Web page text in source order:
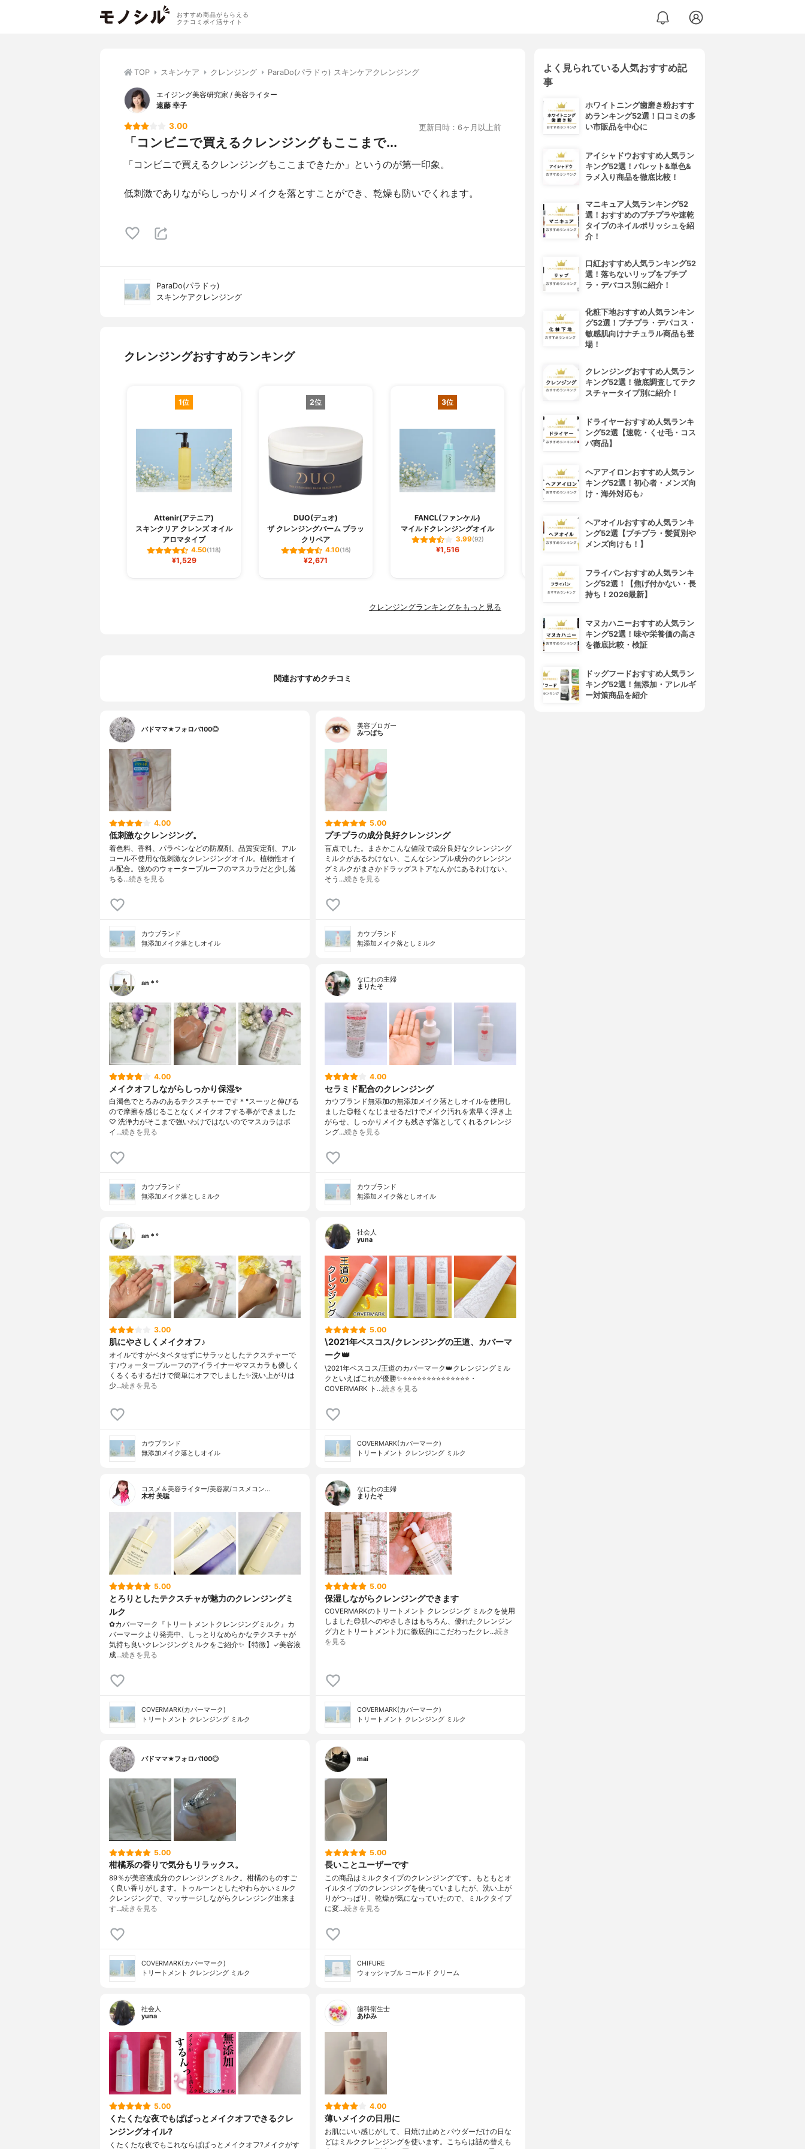
おすすめ商品がもらえる
クチコミポイ活サイト
TOP スキンケア クレンジング ParaDo(パラドゥ) スキンケアクレンジング
エイジング美容研究家 / 美容ライター
遠藤 幸子
3.00 更新日時：6ヶ月以上前
「コンビニで買えるクレンジングもここまで...
「コンビニで買えるクレンジングもここまできたか」というのが第一印象。
低刺激でありながらしっかりメイクを落とすことができ、乾燥も防いでくれます。
ParaDo(パラドゥ)
スキンケアクレンジング
クレンジングおすすめランキング
1位
Attenir(アテニア)
スキンクリア クレンズ オイル
アロマタイプ
4.50(118)
¥1,529
2位
DUO(デュオ)
ザ クレンジングバーム ブラッ
クリペア
4.10(16)
¥2,671
3位
FANCL(ファンケル)
マイルドクレンジングオイル
3.99(92)
¥1,516
COVERMARK(カバーマーク)
トリートメント クレンジング
ミルク
3.99 (86)
shu uemura(シュウ ウエムラ)
アルティム8∞ スブリム ビュー
ティ クレンジング オイル
クレンジングランキングをもっと見る
関連おすすめクチコミ
バドママ★フォロバ100◎
4.00
低刺激なクレンジング。
着色料、香料、パラベンなどの防腐剤、品質安定剤、アル
コール不使用な低刺激なクレンジングオイル。植物性オイ
ル配合。強めのウォータープルーフのマスカラだと少し落
ちる…続きを見る
カウブランド
無添加メイク落としオイル
美容ブロガー
みつばち
5.00
プチプラの成分良好クレンジング
盲点でした。まさかこんな値段で成分良好なクレンジング
ミルクがあるわけない、こんなシンプル成分のクレンジン
グミルクがまさかドラッグストアなんかにあるわけない、
そう…続きを見る
カウブランド
無添加メイク落としミルク
an＊°
4.00
メイクオフしながらしっかり保湿✨
白濁色でとろみのあるテクスチャーです＊°スーッと伸びる
ので摩擦を感じることなくメイクオフする事ができました
♡ 洗浄力がそこまで強いわけではないのでマスカラはポ
イ…続きを見る
カウブランド
無添加メイク落としミルク
なにわの主婦
まりたそ
4.00
セラミド配合のクレンジング
カウブランド無添加の無添加メイク落としオイルを使用し
ました😊軽くなじませるだけでメイク汚れを素早く浮き上
がらせ、しっかりメイクも残さず落としてくれるクレンジ
ング…続きを見る
カウブランド
無添加メイク落としオイル
an＊°
3.00
肌にやさしくメイクオフ♪
オイルですがベタベタせずにサラッとしたテクスチャーで
す♪ウォータープルーフのアイライナーやマスカラも優しく
くるくるするだけで簡単にオフでしました✨洗い上がりは
少…続きを見る
カウブランド
無添加メイク落としオイル
社会人
yuna
5.00
\2021年ベスコス/クレンジングの王道、カバーマ
ーク👑
\2021年ベスコス/王道のカバーマーク👑クレンジングミル
クといえばこれが優勝✨⭐️⭐️⭐️⭐️⭐️⭐️⭐️⭐️⭐️⭐️⭐️⭐️⭐️⭐️・
COVERMARK ト…続きを見る
COVERMARK(カバーマーク)
トリートメント クレンジング ミルク
コスメ＆美容ライター/美容家/コスメコン…
木村 美聡
5.00
とろりとしたテクスチャが魅力のクレンジングミ
ルク
✿カバーマーク『トリートメントクレンジングミルク』カ
バーマークより発売中、しっとりなめらかなテクスチャが
気持ち良いクレンジングミルクをご紹介✨【特徴】✓美容液
成…続きを見る
COVERMARK(カバーマーク)
トリートメント クレンジング ミルク
なにわの主婦
まりたそ
5.00
保湿しながらクレンジングできます
COVERMARKのトリートメント クレンジング ミルクを使用
しました😊肌へのやさしさはもちろん、優れたクレンジン
グ力とトリートメント力に徹底的にこだわったクレ…続き
を見る
COVERMARK(カバーマーク)
トリートメント クレンジング ミルク
バドママ★フォロバ100◎
5.00
柑橘系の香りで気分もリラックス。
89％が美容液成分のクレンジングミルク。柑橘のものすご
く良い香りがします。トゥルーンとしたやわらかいミルク
クレンジングで、マッサージしながらクレンジング出来ま
す…続きを見る
COVERMARK(カバーマーク)
トリートメント クレンジング ミルク
mai
5.00
長いことユーザーです
この商品はミルクタイプのクレンジングです。もともとオ
イルタイプのクレンジングを使っていましたが、洗い上が
りがつっぱり、乾燥が気になっていたので、ミルクタイプ
に変…続きを見る
CHIFURE
ウォッシャブル コールド クリーム
社会人
yuna
5.00
くたくたな夜でもぱぱっとメイクオフできるクレ
ンジングオイル?
くたくたな夜でもこれならぱぱっとメイクオフ?メイクがす
歯科衛生士
あゆみ
4.00
薄いメイクの日用に
お肌にいい感じがして、日焼け止めとパウダーだけの日な
どはミルククレンジングを使います。こちらは詰め替えも
よく見られている人気おすすめ記
事
ホワイトニング歯磨き粉おすす
めランキング52選！口コミの多
い市販品を中心に
アイシャドウおすすめ人気ラン
キング52選！パレット&単色&
ラメ入り商品を徹底比較！
マニキュア人気ランキング52
選！おすすめのプチプラや速乾
タイプのネイルポリッシュを紹
介！
口紅おすすめ人気ランキング52
選！落ちないリップをプチプ
ラ・デパコス別に紹介！
化粧下地おすすめ人気ランキン
グ52選！プチプラ・デパコス・
敏感肌向けナチュラル商品も登
場！
クレンジングおすすめ人気ラン
キング52選！徹底調査してテク
スチャータイプ別に紹介！
ドライヤーおすすめ人気ランキ
ング52選【速乾・くせ毛・コス
パ商品】
ヘアアイロンおすすめ人気ラン
キング52選！初心者・メンズ向
け・海外対応も♪
ヘアオイルおすすめ人気ランキ
ング52選【プチプラ・髪質別や
メンズ向けも！】
フライパンおすすめ人気ランキ
ング52選！【焦げ付かない・長
持ち！2026最新】
マヌカハニーおすすめ人気ラン
キング52選！味や栄養価の高さ
を徹底比較・検証
ドッグフードおすすめ人気ラン
キング52選！無添加・アレルギ
ー対策商品を紹介